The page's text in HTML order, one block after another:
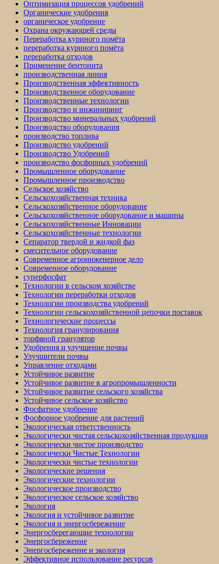
Оптимизация процессов удобрений
Органические удобрения
органическое удобрение
Охрана окружающей среды
Переработка куриного помёта
переработка куриного помёта
переработка отходов
Применение бентонита
производственная линия
Производственная эффективность
Производственное оборудование
Производственные технологии
Производство и инжиниринг
Производство минеральных удобрений
Производство оборудования
производство топлива
Производство удобрений
Производство Удобрений
производство фосфорных удобрений
Промышленное оборудование
Промышленное производство
Сельское хозяйство
Сельскохозяйственная техника
Сельскохозяйственное оборудование
Сельскохозяйственное оборудование и машины
Сельскохозяйственные Инновации
Сельскохозяйственные технологии
Сепаратор твердой и жидкой фаз
смесительное оборудование
Современное агроинженерное дело
Современное оборудование
суперфосфат
Технологии в сельском хозяйстве
Технологии переработки отходов
Технологии производства удобрений
Технологии сельскохозяйственной цепочки поставок
Технологические процессы
Технология гранулирования
торфяной гранулятор
Удобрения и улучшение почвы
Улучшители почвы
Управление отходами
Устойчивое развитие
Устойчивое развитие в агропромышленности
Устойчивое развитие сельского хозяйства
Устойчивое сельское хозяйство
Фосфатное удобрение
Фосфорное удобрение для растений
Экологическая ответственность
Экологически чистая сельскохозяйственная продукция
Экологически чистое производство
Экологически Чистые Технологии
Экологически чистые технологии
Экологические решения
Экологические технологии
Экологическое производство
Экологическое сельское хозяйство
Экология
Экология и устойчивое развитие
Экология и энергосбережение
Энергосберегающие технологии
Энергосбережение
Энергосбережение и экология
Эффективное использование ресурсов